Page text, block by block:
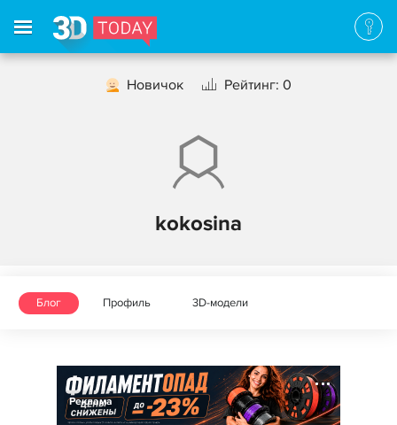
Новичок Рейтинг: 0
kokosina
Блог Профиль 3D-модели
Реклама